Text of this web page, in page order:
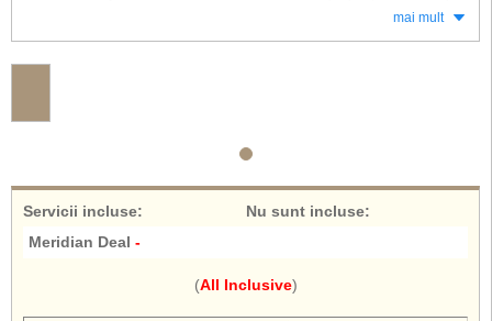
mai mult
Servicii incluse: Nu sunt incluse:
Meridian Deal -
(All Inclusive)